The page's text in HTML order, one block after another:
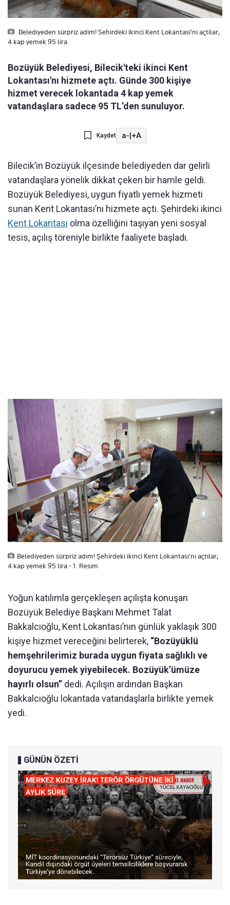
Belediyeden sürpriz adim! Sehirdeki ikinci Kent Lokantasi'ni açtilar,
4 kap yemek 95 lira
Bozüyük Belediyesi, Bilecik'teki ikinci Kent
Lokantası'nı hizmete açtı. Günde 300 kişiye
hizmet verecek lokantada 4 kap yemek
vatandaşlara sadece 95 TL’den sunuluyor.
Kaydet a-|+A
Bilecik’in Bozüyük ilçesinde belediyeden dar gelirli
vatandaşlara yönelik dikkat çeken bir hamle geldi.
Bozüyük Belediyesi, uygun fiyatlı yemek hizmeti
sunan Kent Lokantası’nı hizmete açtı. Şehirdeki ikinci
Kent Lokantası olma özelliğini taşıyan yeni sosyal
tesis, açılış töreniyle birlikte faaliyete başladı.
Belediyeden sürpriz adım! Şehirdeki ikinci Kent Lokantası'nı açtılar,
4 kap yemek 95 lira - 1. Resim
Yoğun katılımla gerçekleşen açılışta konuşan
Bozüyük Belediye Başkanı Mehmet Talat
Bakkalcıoğlu, Kent Lokantası’nın günlük yaklaşık 300
kişiye hizmet vereceğini belirterek, “Bozüyüklü
hemşehrilerimiz burada uygun fiyata sağlıklı ve
doyurucu yemek yiyebilecek. Bozüyük’ümüze
hayırlı olsun” dedi. Açılışın ardından Başkan
Bakkalcıoğlu lokantada vatandaşlarla birlikte yemek
yedi.
GÜNÜN ÖZETİ